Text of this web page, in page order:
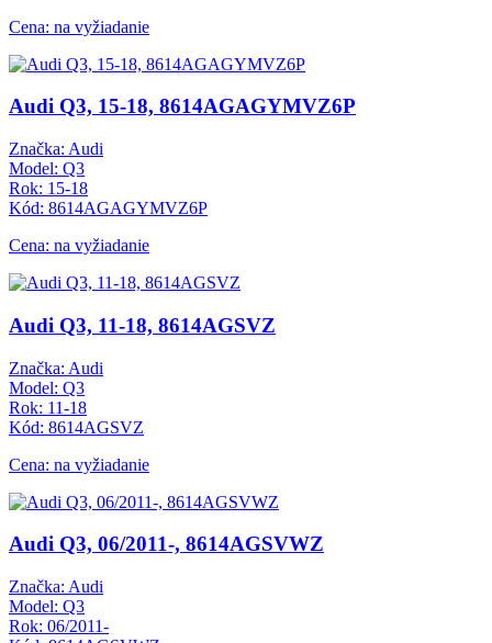
Cena: na vyžiadanie
Audi Q3, 15-18, 8614AGAGYMVZ6P
Značka: Audi
Model: Q3
Rok: 15-18
Kód: 8614AGAGYMVZ6P
Cena: na vyžiadanie
Audi Q3, 11-18, 8614AGSVZ
Značka: Audi
Model: Q3
Rok: 11-18
Kód: 8614AGSVZ
Cena: na vyžiadanie
Audi Q3, 06/2011-, 8614AGSVWZ
Značka: Audi
Model: Q3
Rok: 06/2011-